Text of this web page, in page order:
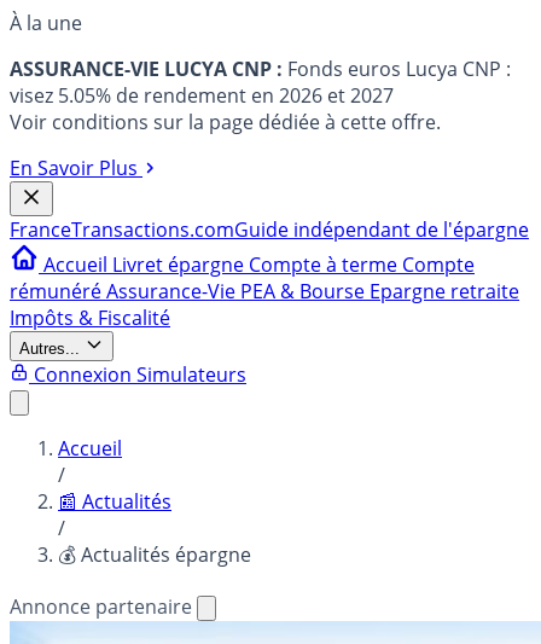
À la une
ASSURANCE-VIE LUCYA CNP : Fonds euros Lucya CNP :
visez 5.05% de rendement en 2026 et 2027
Voir conditions sur la page dédiée à cette offre.
En Savoir Plus
FranceTransactions.comGuide indépendant de l'épargne
Accueil Livret épargne Compte à terme Compte
rémunéréAssurance-Vie PEA & Bourse Epargne retraite
Impôts & Fiscalité
Autres...
Connexion Simulateurs
Accueil
/
📰 Actualités
/
💰 Actualités épargne
Annonce partenaire